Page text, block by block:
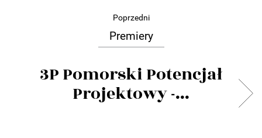
Poprzedni
Premiery
3P Pomorski Potencjał
Projektowy -...